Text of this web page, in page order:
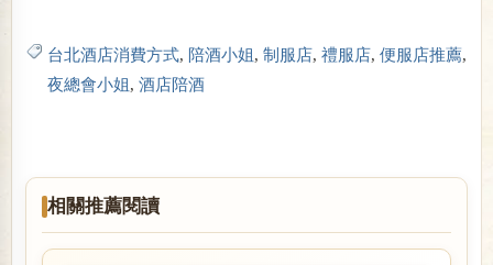
台北酒店消費方式, 陪酒小姐, 制服店, 禮服店, 便服店推薦,
夜總會小姐, 酒店陪酒
相關推薦閱讀